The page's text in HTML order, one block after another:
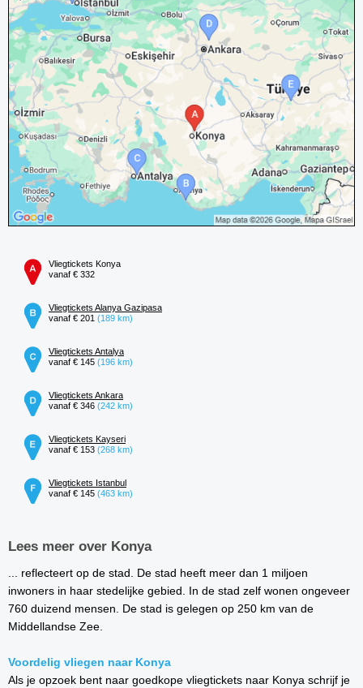
Vliegtickets Konya
vanaf € 332
Vliegtickets Alanya Gazipasa
vanaf € 201 (189 km)
Vliegtickets Antalya
vanaf € 145 (196 km)
Vliegtickets Ankara
vanaf € 346 (242 km)
Vliegtickets Kayseri
vanaf € 153 (268 km)
Vliegtickets Istanbul
vanaf € 145 (463 km)
Lees meer over Konya
... reflecteert op de stad. De stad heeft meer dan 1 miljoen
inwoners in haar stedelijke gebied. In de stad zelf wonen ongeveer
760 duizend mensen. De stad is gelegen op 250 km van de
Middellandse Zee.
Voordelig vliegen naar Konya
Als je opzoek bent naar goedkope vliegtickets naar Konya schrijf je